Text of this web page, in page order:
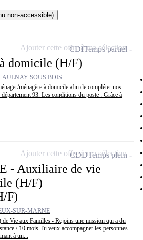
non-accessible)
domicile (H/F)
AULNAY SOUS BOIS
ménagère à domicile afin de compléter nos
93. Les conditions du poste : Grâce à
CDITemps partiel
Ajouter cette offre à ma sélection
- Auxiliaire de vie
(H/F)
F)
SUR-MARNE
Vie aux Familles - Rejoins une mission qui a du
/ 10 mois Tu veux accompagner les personnes
à un...
CDDTemps plein
Ajouter cette offre à ma sélection